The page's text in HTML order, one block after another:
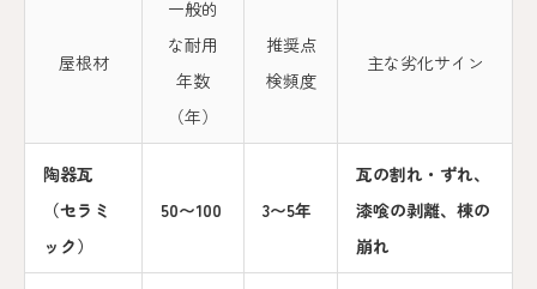
屋根材
一般的
な耐用
年数
（年）
推奨点
検頻度
主な劣化サイン
陶器瓦
（セラミ
ック）
50〜100 3〜5年
瓦の割れ・ずれ、
漆喰の剥離、棟の
崩れ